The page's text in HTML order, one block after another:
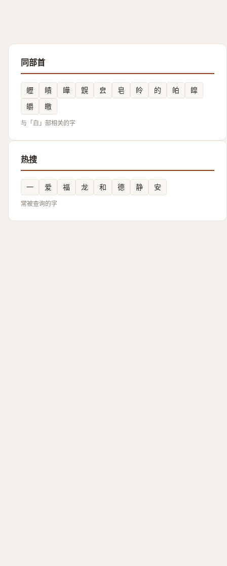
同部首
㿨 皟 皣 皩 㿝 皂 皊 的 㿟
皡
皭
皦
与「白」部相关的字
热搜
一 爱 福 龙 和 德 静 安
常被查询的字